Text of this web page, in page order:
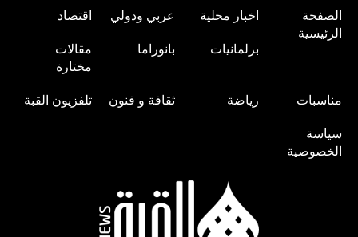
الصفحة
الرئيسية
اخبار محلية عربي ودولي اقتصاد
برلمانيات بانوراما
مقالات
مختارة
مناسبات رياضة ثقافة و فنون تلفزيون القبة
سياسة
الخصوصية